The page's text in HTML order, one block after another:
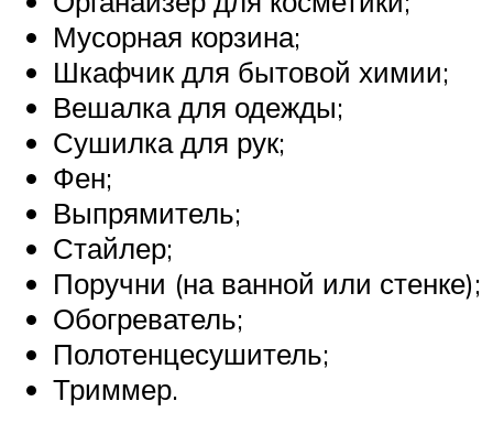
Мусорная корзина;
Шкафчик для бытовой химии;
Вешалка для одежды;
Сушилка для рук;
Фен;
Выпрямитель;
Стайлер;
Поручни (на ванной или стенке);
Обогреватель;
Полотенцесушитель;
Триммер.